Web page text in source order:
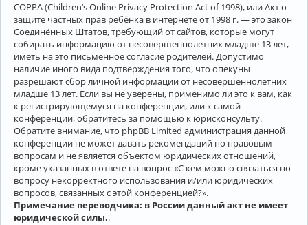
COPPA (Children’s Online Privacy Protection Act of 1998), или Акт о
защите частных прав ребёнка в интернете от 1998 г. — это закон
Соединённых Штатов, требующий от сайтов, которые могут
собирать информацию от несовершеннолетних младше 13 лет,
иметь на это письменное согласие родителей. Допустимо
наличие иного вида подтверждения того, что опекуны
разрешают сбор личной информации от несовершеннолетних
младше 13 лет. Если вы не уверены, применимо ли это к вам, как
к регистрирующемуся на конференции, или к самой
конференции, обратитесь за помощью к юрисконсульту.
Обратите внимание, что phpBB Limited администрация данной
конференции не может давать рекомендаций по правовым
вопросам и не является объектом юридических отношений,
кроме указанных в ответе на вопрос «С кем можно связаться по
вопросу некорректного использования и/или юридических
вопросов, связанных с этой конференцией?».
Примечание переводчика: в России данный акт не имеет
юридической силы..